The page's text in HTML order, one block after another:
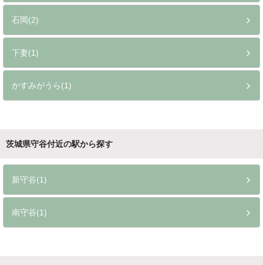
石岡(2)
下妻(1)
かすみがうら(1)
茨城県守谷付近の駅から探す
新守谷(1)
南守谷(1)